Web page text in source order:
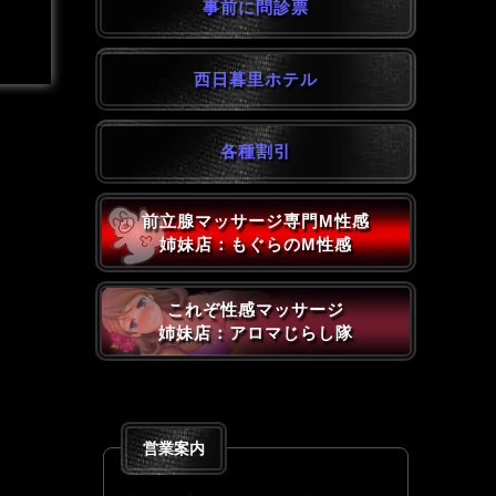
事前に問診票
西日暮里ホテル
各種割引
前立腺マッサージ専門M性感
姉妹店：もぐらのM性感
これぞ性感マッサージ
姉妹店：アロマじらし隊
営業案内